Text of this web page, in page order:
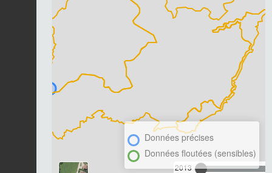
2013
Données précises
Données floutées (sensibles)